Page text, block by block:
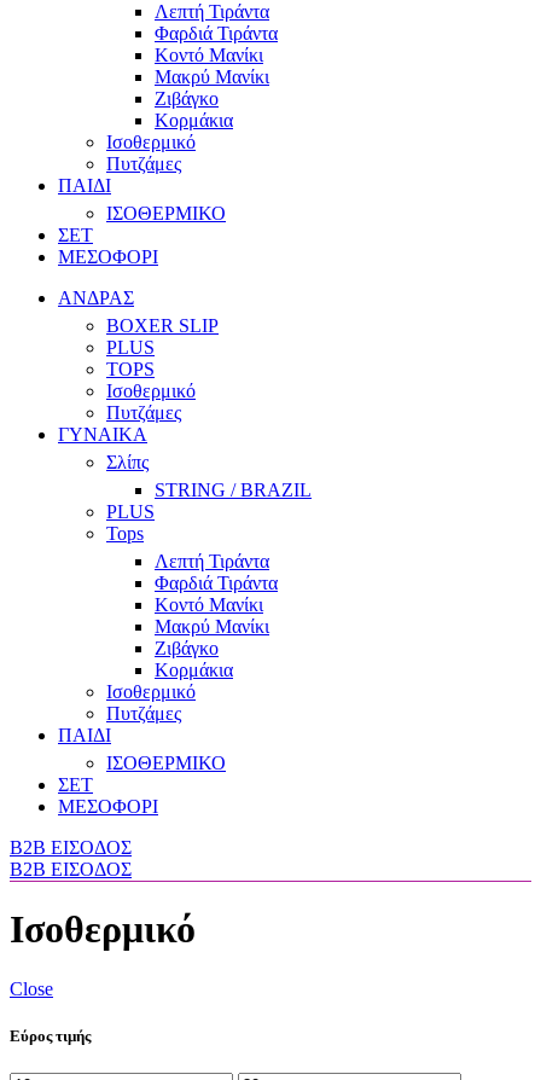
Λεπτή Τιράντα
Φαρδιά Τιράντα
Κοντό Μανίκι
Μακρύ Μανίκι
Ζιβάγκο
Κορμάκια
Ισοθερμικό
Πυτζάμες
ΠΑΙΔΙ
ΙΣΟΘΕΡΜΙΚΟ
ΣΕΤ
ΜΕΣΟΦΟΡΙ
ΑΝΔΡΑΣ
BOXER SLIP
PLUS
TOPS
Ισοθερμικό
Πυτζάμες
ΓΥΝΑΙΚΑ
Σλίπς
STRING / BRAZIL
PLUS
Tops
Λεπτή Τιράντα
Φαρδιά Τιράντα
Κοντό Μανίκι
Μακρύ Μανίκι
Ζιβάγκο
Κορμάκια
Ισοθερμικό
Πυτζάμες
ΠΑΙΔΙ
ΙΣΟΘΕΡΜΙΚΟ
ΣΕΤ
ΜΕΣΟΦΟΡΙ
B2B ΕΙΣΟΔΟΣ
B2B ΕΙΣΟΔΟΣ
Ισοθερμικό
Close
Εύρος τιμής